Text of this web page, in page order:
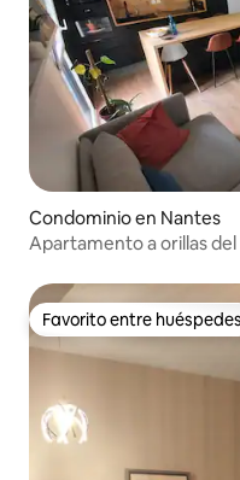
Condominio en Nantes
Apartamento a orillas
Favorito entre huéspedes
Favorito entre huéspedes